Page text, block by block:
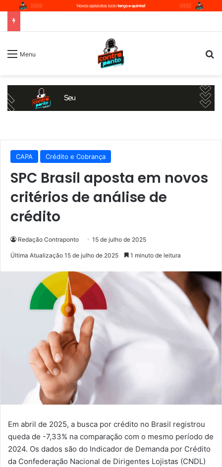
Menu
CAPA Crédito e Cobrança
SPC Brasil aposta em novos
critérios de análise de
crédito
Redação Contraponto 15 de julho de 2025
Última Atualização 15 de julho de 2025 1 minuto de leitura
Em abril de 2025, a busca por crédito no Brasil registrou
queda de -7,33% na comparação com o mesmo período de
2024. Os dados são do Indicador de Demanda por Crédito
da Confederação Nacional de Dirigentes Lojistas (CNDL)